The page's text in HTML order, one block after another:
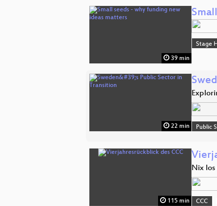
39 min
Stage
22 min Public
115 min
Nix
CCC